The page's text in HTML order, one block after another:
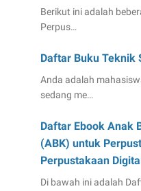
Berikut ini adalah
Perpus…
Daftar Buku Teknik
Anda adalah
sedang me…
Daftar Ebook Anak
(ABK) untuk
Perpustakaan Digital
Di bawah ini adalah